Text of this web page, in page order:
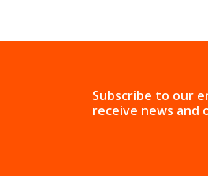
Subscribe to our
receive news and